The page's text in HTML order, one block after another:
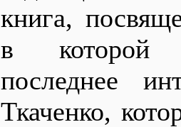
книга,
в которой
последнее
Ткаченко,